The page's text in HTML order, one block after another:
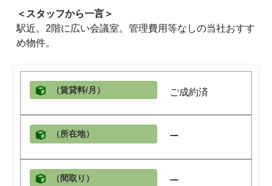
＜スタッフから一言＞
駅近。2階に広い会議室。管理費用等なしの当社おすす
め物件。
（賃貸料/月） ご成約済
（所在地） ー
（間取り） ー